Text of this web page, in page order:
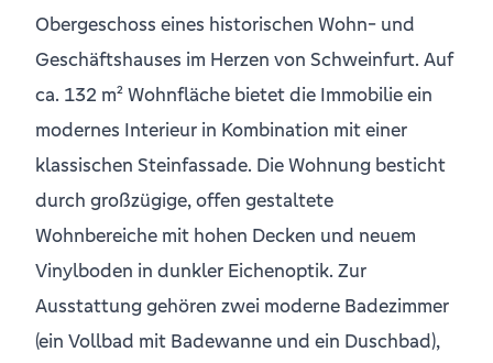
Obergeschoss eines historischen Wohn- und
Geschäftshauses im Herzen von Schweinfurt. Auf
ca. 132 m² Wohnfläche bietet die Immobilie ein
modernes Interieur in Kombination mit einer
klassischen Steinfassade. Die Wohnung besticht
durch großzügige, offen gestaltete
Wohnbereiche mit hohen Decken und neuem
Vinylboden in dunkler Eichenoptik. Zur
Ausstattung gehören zwei moderne Badezimmer
(ein Vollbad mit Badewanne und ein Duschbad),